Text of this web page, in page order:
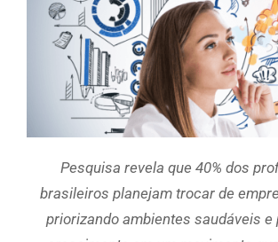
Pesquisa revela que 40% dos
brasileiros planejam trocar de
priorizando ambientes saudáveis e